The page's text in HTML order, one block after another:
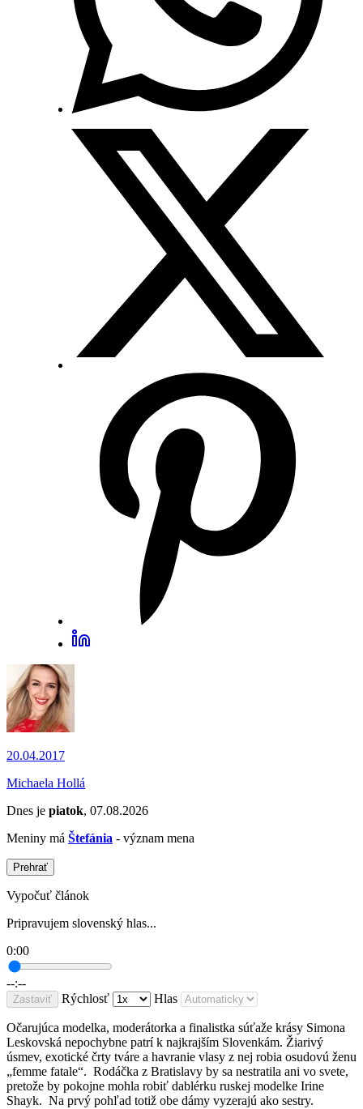
20.04.2017
Michaela Hollá
Dnes je piatok, 07.08.2026
Meniny má Štefánia - význam mena
Prehrať
Vypočuť článok
Pripravujem slovenský hlas...
0:00
--:--
Zastaviť Rýchlosť Hlas
Očarujúca modelka, moderátorka a finalistka súťaže krásy Simona
Leskovská nepochybne patrí k najkrajším Slovenkám. Žiarivý
úsmev, exotické črty tváre a havranie vlasy z nej robia osudovú ženu
„femme fatale“. Rodáčka z Bratislavy by sa nestratila ani vo svete,
pretože by pokojne mohla robiť dablérku ruskej modelke Irine
Shayk. Na prvý pohľad totiž obe dámy vyzerajú ako sestry.